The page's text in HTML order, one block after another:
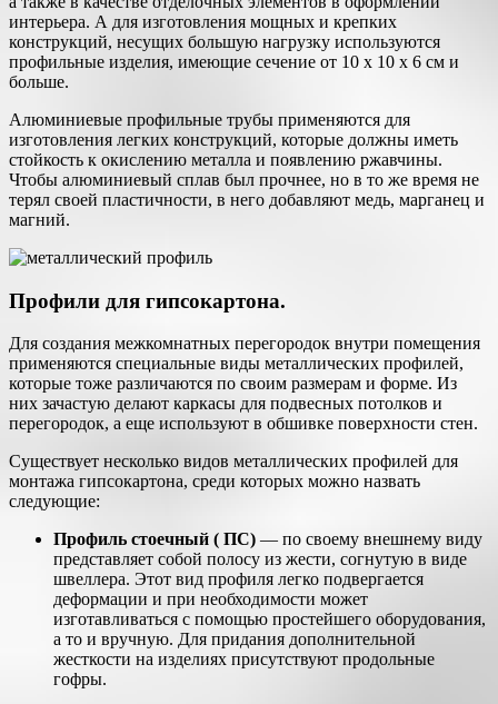
интерьера. А для изготовления мощных и крепких
конструкций, несущих большую нагрузку используются
профильные изделия, имеющие сечение от 10 x 10 x 6 см и
больше.
Алюминиевые профильные трубы применяются для
изготовления легких конструкций, которые должны иметь
стойкость к окислению металла и появлению ржавчины.
Чтобы алюминиевый сплав был прочнее, но в то же время не
терял своей пластичности, в него добавляют медь, марганец и
магний.
Профили для гипсокартона.
Для создания межкомнатных перегородок внутри помещения
применяются специальные виды металлических профилей,
которые тоже различаются по своим размерам и форме. Из
них зачастую делают каркасы для подвесных потолков и
перегородок, а еще используют в обшивке поверхности стен.
Существует несколько видов металлических профилей для
монтажа гипсокартона, среди которых можно назвать
следующие:
Профиль стоечный ( ПС) — по своему внешнему виду
представляет собой полосу из жести, согнутую в виде
швеллера. Этот вид профиля легко подвергается
деформации и при необходимости может
изготавливаться с помощью простейшего оборудования,
а то и вручную. Для придания дополнительной
жесткости на изделиях присутствуют продольные
гофры.